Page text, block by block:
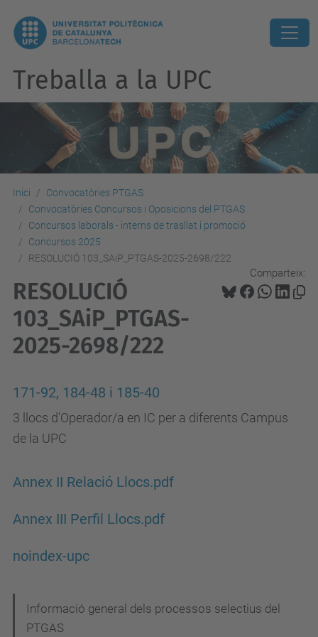
Treballa a la UPC
Inici
Convocatòries PTGAS
Convocatòries Concursos i Oposicions del PTGAS
Concursos laborals - interns de trasllat i promoció
Concursos 2025
RESOLUCIÓ 103_SAiP_PTGAS-2025-2698/222
Comparteix:
RESOLUCIÓ
103_SAiP_PTGAS-
2025-2698/222
171-92, 184-48 i 185-40
3 llocs d'Operador/a en IC per a diferents Campus
de la UPC
Annex II Relació Llocs.pdf
Annex III Perfil Llocs.pdf
noindex-upc
Informació general dels processos selectius del
PTGAS